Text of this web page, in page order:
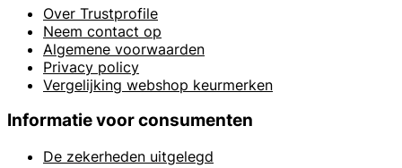
Over Trustprofile
Neem contact op
Algemene voorwaarden
Privacy policy
Vergelijking webshop keurmerken
Informatie voor consumenten
De zekerheden uitgelegd